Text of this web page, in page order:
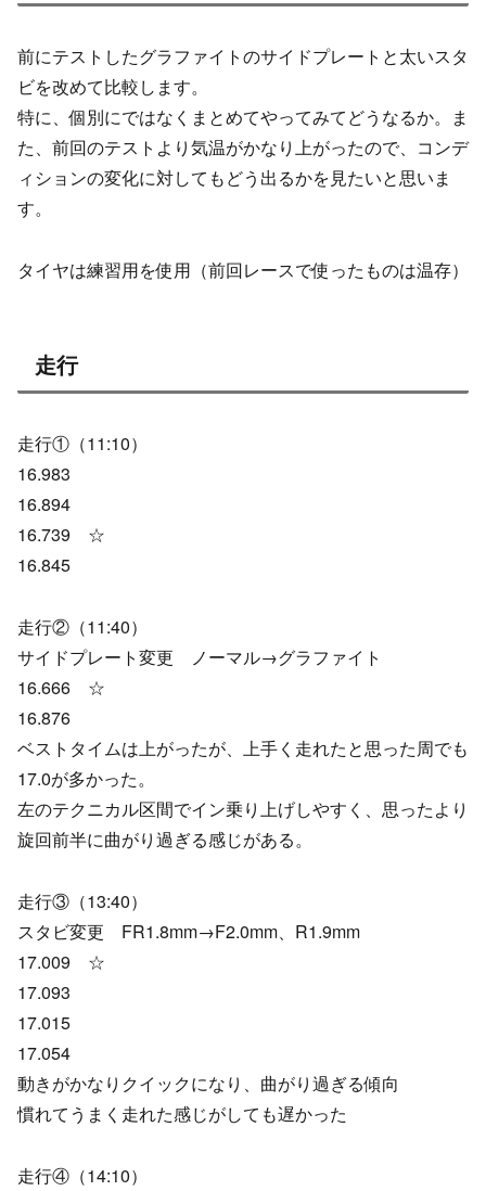
前にテストしたグラファイトのサイドプレートと太いスタ
ビを改めて比較します。
特に、個別にではなくまとめてやってみてどうなるか。ま
た、前回のテストより気温がかなり上がったので、コンデ
ィションの変化に対してもどう出るかを見たいと思いま
す。
タイヤは練習用を使用（前回レースで使ったものは温存）
走行
走行①（11:10）
16.983
16.894
16.739 ☆
16.845
走行②（11:40）
サイドプレート変更 ノーマル→グラファイト
16.666 ☆
16.876
ベストタイムは上がったが、上手く走れたと思った周でも
17.0が多かった。
左のテクニカル区間でイン乗り上げしやすく、思ったより
旋回前半に曲がり過ぎる感じがある。
走行③（13:40）
スタビ変更 FR1.8mm→F2.0mm、R1.9mm
17.009 ☆
17.093
17.015
17.054
動きがかなりクイックになり、曲がり過ぎる傾向
慣れてうまく走れた感じがしても遅かった
走行④（14:10）